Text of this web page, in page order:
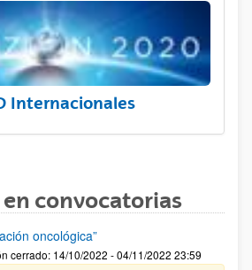
Internacionales
en convocatorias
oncológica”
cerrado: 14/10/2022 - 04/11/2022 23:59